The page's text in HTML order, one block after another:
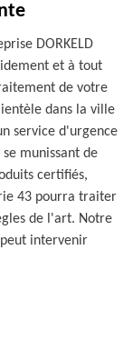
DORKELD
et à tout
de votre
dans la ville
service d'urgence
munissant de
certifiés,
43 pourra traiter
de l'art. Notre
peut intervenir